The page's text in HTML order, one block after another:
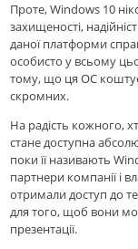
Проте, Windows 10
захищеності,
даної платформи
особисто у всьому
тому, що ця ОС
скромних.
На радість кожного,
стане доступна
поки її називають
партнери компанії і
отримали доступ до
для того, щоб вони
презентації.